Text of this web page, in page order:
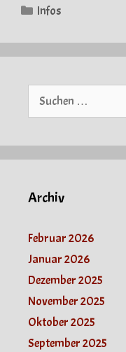
Kategorien
Infos
Suche
Archiv
Februar 2026
Januar 2026
Dezember 2025
November 2025
Oktober 2025
September 2025